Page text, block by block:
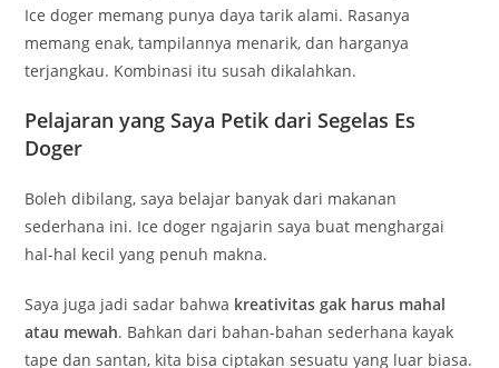
Ice doger memang punya daya tarik alami. Rasanya
memang enak, tampilannya menarik, dan harganya
terjangkau. Kombinasi itu susah dikalahkan.
Pelajaran yang Saya Petik dari Segelas Es
Doger
Boleh dibilang, saya belajar banyak dari makanan
sederhana ini. Ice doger ngajarin saya buat menghargai
hal-hal kecil yang penuh makna.
Saya juga jadi sadar bahwa kreativitas gak harus mahal
atau mewah. Bahkan dari bahan-bahan sederhana kayak
tape dan santan, kita bisa ciptakan sesuatu yang luar biasa.